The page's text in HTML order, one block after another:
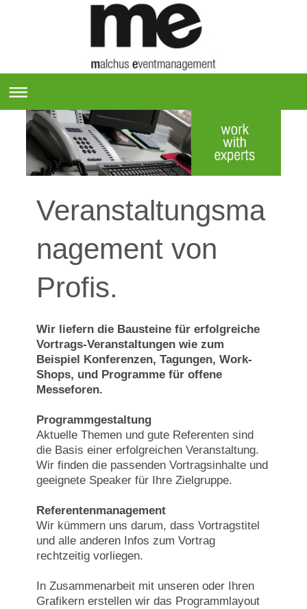
Veranstaltungsma
nagement von
Profis.
Wir liefern die Bausteine für erfolgreiche
Vortrags-Veranstaltungen wie zum
Beispiel Konferenzen, Tagungen, Work-
Shops, und Programme für offene
Messeforen.
Programmgestaltung
Aktuelle Themen und gute Referenten sind
die Basis einer erfolgreichen Veranstaltung.
Wir finden die passenden Vortragsinhalte und
geeignete Speaker für Ihre Zielgruppe.
Referentenmanagement
Wir kümmern uns darum, dass Vortragstitel
und alle anderen Infos zum Vortrag
rechtzeitig vorliegen.
In Zusammenarbeit mit unseren oder Ihren
Grafikern erstellen wir das Programmlayout